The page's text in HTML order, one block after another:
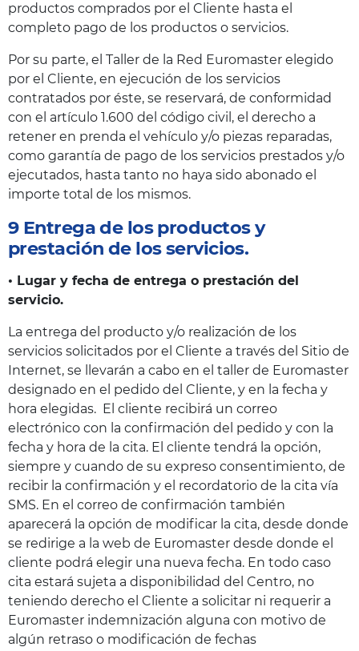
productos comprados por el Cliente hasta el
completo pago de los productos o servicios.
Por su parte, el Taller de la Red Euromaster elegido
por el Cliente, en ejecución de los servicios
contratados por éste, se reservará, de conformidad
con el artículo 1.600 del código civil, el derecho a
retener en prenda el vehículo y/o piezas reparadas,
como garantía de pago de los servicios prestados y/o
ejecutados, hasta tanto no haya sido abonado el
importe total de los mismos.
9 Entrega de los productos y
prestación de los servicios.
• Lugar y fecha de entrega o prestación del
servicio.
La entrega del producto y/o realización de los
servicios solicitados por el Cliente a través del Sitio de
Internet, se llevarán a cabo en el taller de Euromaster
designado en el pedido del Cliente, y en la fecha y
hora elegidas. El cliente recibirá un correo
electrónico con la confirmación del pedido y con la
fecha y hora de la cita. El cliente tendrá la opción,
siempre y cuando de su expreso consentimiento, de
recibir la confirmación y el recordatorio de la cita vía
SMS. En el correo de confirmación también
aparecerá la opción de modificar la cita, desde donde
se redirige a la web de Euromaster desde donde el
cliente podrá elegir una nueva fecha. En todo caso
cita estará sujeta a disponibilidad del Centro, no
teniendo derecho el Cliente a solicitar ni requerir a
Euromaster indemnización alguna con motivo de
algún retraso o modificación de fechas